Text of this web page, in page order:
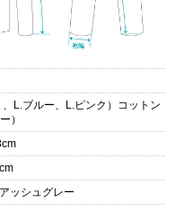
L.ブルー、L.ピンク）コットン
）
ッシュグレー